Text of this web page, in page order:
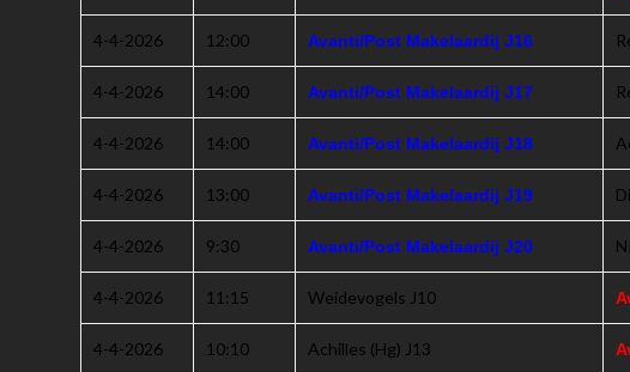
4-4-2026 12:00 Avanti/Post Makelaardij J16
4-4-2026 14:00 Avanti/Post Makelaardij J17
4-4-2026 14:00 Avanti/Post Makelaardij J18
4-4-2026 13:00 Avanti/Post Makelaardij J19
4-4-2026 9:30 Avanti/Post Makelaardij J20
4-4-2026 11:15 Weidevogels J10
4-4-2026 10:10 Achilles (Hg) J13